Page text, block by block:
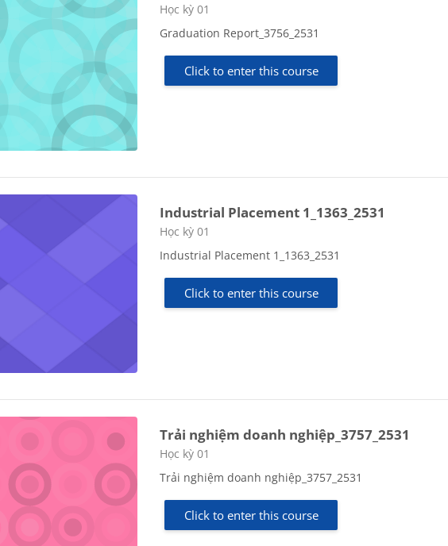
Course category
Học kỳ 01
Graduation Report_3756_2531
Click to enter this course
Industrial Placement 1_1363_2531
Course category
Học kỳ 01
Industrial Placement 1_1363_2531
Click to enter this course
Trải nghiệm doanh nghiệp_3757_2531
Course category
Học kỳ 01
Trải nghiệm doanh nghiệp_3757_2531
Click to enter this course